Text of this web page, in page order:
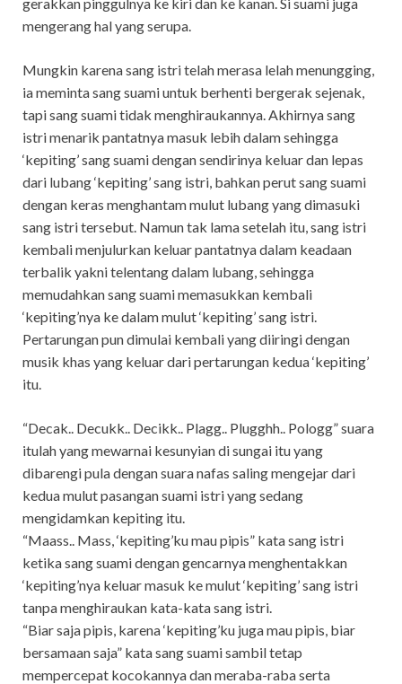
mengerang hal yang serupa.
Mungkin karena sang istri telah merasa lelah menungging,
ia meminta sang suami untuk berhenti bergerak sejenak,
tapi sang suami tidak menghiraukannya. Akhirnya sang
istri menarik pantatnya masuk lebih dalam sehingga
‘kepiting’ sang suami dengan sendirinya keluar dan lepas
dari lubang ‘kepiting’ sang istri, bahkan perut sang suami
dengan keras menghantam mulut lubang yang dimasuki
sang istri tersebut. Namun tak lama setelah itu, sang istri
kembali menjulurkan keluar pantatnya dalam keadaan
terbalik yakni telentang dalam lubang, sehingga
memudahkan sang suami memasukkan kembali
‘kepiting’nya ke dalam mulut ‘kepiting’ sang istri.
Pertarungan pun dimulai kembali yang diiringi dengan
musik khas yang keluar dari pertarungan kedua ‘kepiting’
itu.
“Decak.. Decukk.. Decikk.. Plagg.. Plugghh.. Pologg” suara
itulah yang mewarnai kesunyian di sungai itu yang
dibarengi pula dengan suara nafas saling mengejar dari
kedua mulut pasangan suami istri yang sedang
mengidamkan kepiting itu.
“Maass.. Mass, ‘kepiting’ku mau pipis” kata sang istri
ketika sang suami dengan gencarnya menghentakkan
‘kepiting’nya keluar masuk ke mulut ‘kepiting’ sang istri
tanpa menghiraukan kata-kata sang istri.
“Biar saja pipis, karena ‘kepiting’ku juga mau pipis, biar
bersamaan saja” kata sang suami sambil tetap
mempercepat kocokannya dan meraba-raba serta